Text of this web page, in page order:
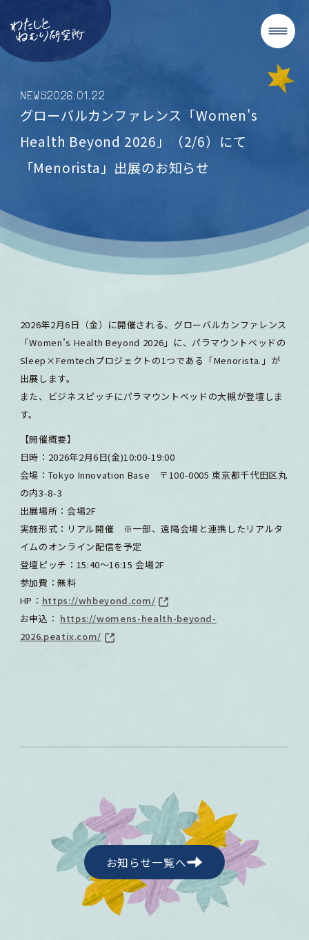
NEWS2026.01.22
グローバルカンファレンス「Women's
Health Beyond 2026」（2/6）にて
「Menorista」出展のお知らせ
2026年2月6日（金）に開催される、グローバルカンファレンス
「Women’s Health Beyond 2026」に、パラマウントベッドの
Sleep×Femtechプロジェクトの1つである「Menorista.」が
出展します。
また、ビジネスピッチにパラマウントベッドの大槻が登壇しま
す。
【開催概要】
日時：2026年2月6日(金)10:00-19:00
会場：Tokyo Innovation Base 〒100-0005 東京都千代田区丸
の内3-8-3
出展場所：会場2F
実施形式：リアル開催 ※一部、遠隔会場と連携したリアルタ
イムのオンライン配信を予定
登壇ピッチ：15:40〜16:15 会場2F
参加費：無料
HP： https://whbeyond.com/
お申込： https://womens-health-beyond-
2026.peatix.com/
お知らせ一覧へ